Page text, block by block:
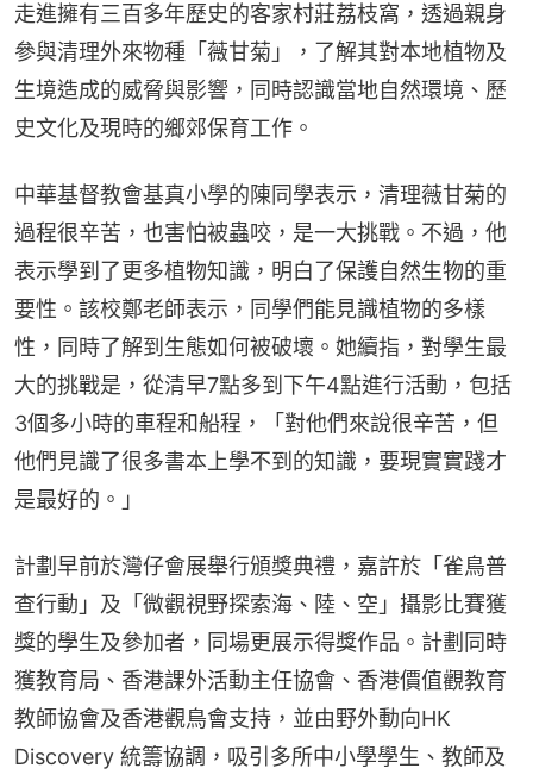
走進擁有三百多年歷史的客家村莊荔枝窩，透過親身
參與清理外來物種「薇甘菊」，了解其對本地植物及
生境造成的威脅與影響，同時認識當地自然環境、歷
史文化及現時的鄉郊保育工作。
中華基督教會基真小學的陳同學表示，清理薇甘菊的
過程很辛苦，也害怕被蟲咬，是一大挑戰。不過，他
表示學到了更多植物知識，明白了保護自然生物的重
要性。該校鄭老師表示，同學們能見識植物的多樣
性，同時了解到生態如何被破壞。她續指，對學生最
大的挑戰是，從清早7點多到下午4點進行活動，包括
3個多小時的車程和船程，「對他們來說很辛苦，但
他們見識了很多書本上學不到的知識，要現實實踐才
是最好的。」
計劃早前於灣仔會展舉行頒獎典禮，嘉許於「雀鳥普
查行動」及「微觀視野探索海、陸、空」攝影比賽獲
獎的學生及參加者，同場更展示得獎作品。計劃同時
獲教育局、香港課外活動主任協會、香港價值觀教育
教師協會及香港觀鳥會支持，並由野外動向HK
Discovery 統籌協調，吸引多所中小學學生、教師及